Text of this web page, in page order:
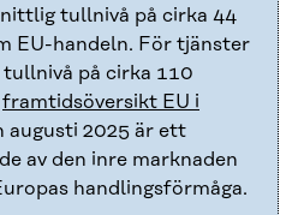
tullnivå på cirka 44
EU-handeln. För tjänster
på cirka 110
framtidsöversikt EU i
augusti 2025 är ett
av den inre marknaden
handlingsförmåga.